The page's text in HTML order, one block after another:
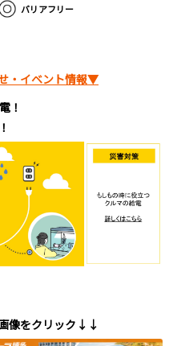
バリアフリー
・イベント情報▼
！
像をクリック↓↓